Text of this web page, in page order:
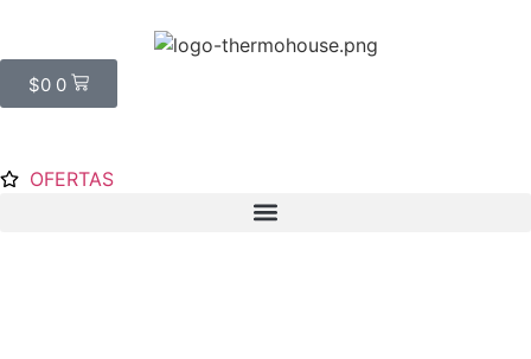
$0 0
OFERTAS